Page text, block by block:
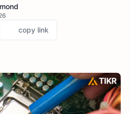
copy link